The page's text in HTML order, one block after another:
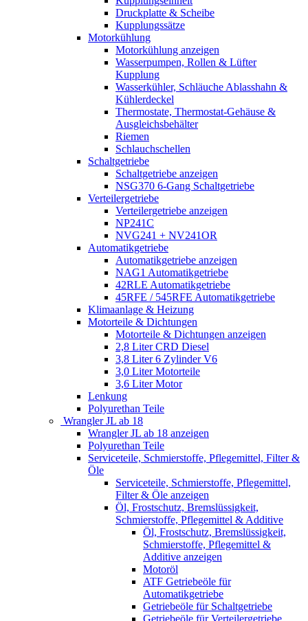
Druckplatte & Scheibe
Kupplungssätze
Motorkühlung
Motorkühlung anzeigen
Wasserpumpen, Rollen & Lüfter
Kupplung
Wasserkühler, Schläuche Ablasshahn &
Kühlerdeckel
Thermostate, Thermostat-Gehäuse &
Ausgleichsbehälter
Riemen
Schlauchschellen
Schaltgetriebe
Schaltgetriebe anzeigen
NSG370 6-Gang Schaltgetriebe
Verteilergetriebe
Verteilergetriebe anzeigen
NP241C
NVG241 + NV241OR
Automatikgetriebe
Automatikgetriebe anzeigen
NAG1 Automatikgetriebe
42RLE Automatikgetriebe
45RFE / 545RFE Automatikgetriebe
Klimaanlage & Heizung
Motorteile & Dichtungen
Motorteile & Dichtungen anzeigen
2,8 Liter CRD Diesel
3,8 Liter 6 Zylinder V6
3,0 Liter Motorteile
3,6 Liter Motor
Lenkung
Polyurethan Teile
Wrangler JL ab 18
Wrangler JL ab 18 anzeigen
Polyurethan Teile
Serviceteile, Schmierstoffe, Pflegemittel, Filter &
Öle
Serviceteile, Schmierstoffe, Pflegemittel,
Filter & Öle anzeigen
Öl, Frostschutz, Bremslüssigkeit,
Schmierstoffe, Pflegemittel & Additive
Öl, Frostschutz, Bremslüssigkeit,
Schmierstoffe, Pflegemittel &
Additive anzeigen
Motoröl
ATF Getriebeöle für
Automatikgetriebe
Getriebeöle für Schaltgetriebe
Getriebeöle für Verteilergetriebe